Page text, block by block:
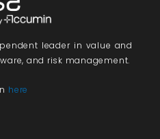
leader in value and
and risk management.
here